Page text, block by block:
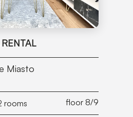
Miasto
rooms floor 8/9